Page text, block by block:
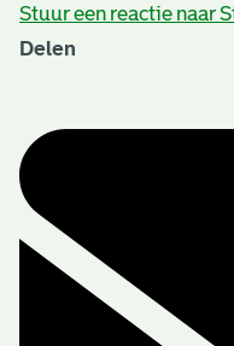
Stuur een reactie naar
Delen